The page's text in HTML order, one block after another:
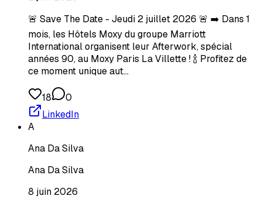
🚨 Save The Date - Jeudi 2 juillet 2026 🚨 ➡️ Dans 1
mois, les Hôtels Moxy du groupe Marriott
International organisent leur Afterwork, spécial
années 90, au Moxy Paris La Villette ! 🍾 Profitez de
ce moment unique aut…
18
0
LinkedIn
A
Ana Da Silva
Ana Da Silva
8 juin 2026